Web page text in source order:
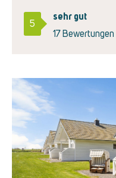
5
sehr gut
17 Bewertungen